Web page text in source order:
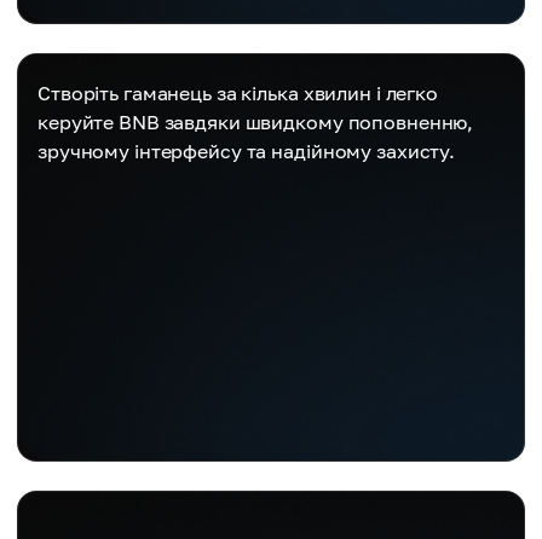
Створіть гаманець за кілька хвилин і легко
керуйте BNB завдяки швидкому поповненню,
зручному інтерфейсу та надійному захисту.